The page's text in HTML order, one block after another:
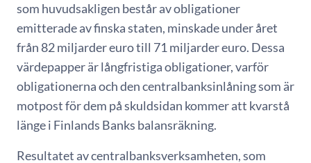
som huvudsakligen består av obligationer
emitterade av finska staten, minskade under året
från 82 miljarder euro till 71 miljarder euro. Dessa
värdepapper är långfristiga obligationer, varför
obligationerna och den centralbanksinlåning som är
motpost för dem på skuldsidan kommer att kvarstå
länge i Finlands Banks balansräkning.
Resultatet av centralbanksverksamheten, som